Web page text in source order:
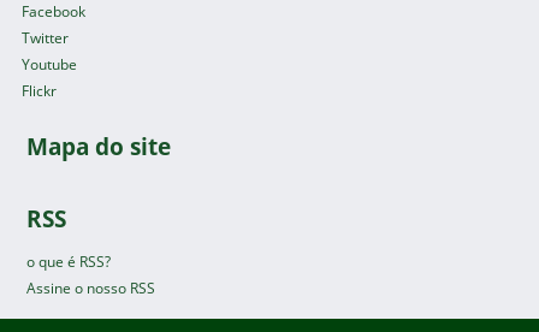
Facebook
Twitter
Youtube
Flickr
Mapa do site
RSS
o que é RSS?
Assine o nosso RSS